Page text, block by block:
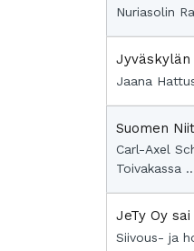
Nuriasolin
Jyväskylän
Jaana
Suomen
Carl-Axel
Toivakassa
JeTy Oy
Siivous- ja